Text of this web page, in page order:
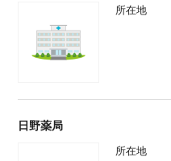
所在地
日野薬局
所在地